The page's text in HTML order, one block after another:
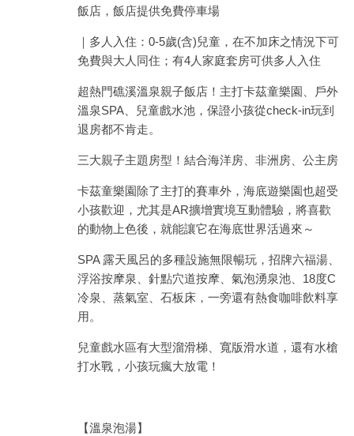
飯店，飯店提供免費停車場
｜多人入住：0-5歲(含)兒童，在不加床之情況下可
免費與大人同住；有4人家庭套房可供多人入住
超熱門礁溪溫泉親子飯店！主打卡茲童樂園、戶外
溫泉SPA、兒童戲水池，保證小孩從check-in玩到
退房都不肯走。
三大親子主題房型！結合海洋房、非洲房、公主房
卡茲童樂園除了主打的賽車外，海底遊樂園也超受
小孩歡迎，尤其是AR擴增實境互動體驗，將喜歡
的動物上色後，就能讓它在海底世界活過來～
SPA 露天風呂的多種設施無限暢玩，招牌六福湯、
浮浴按摩泉、針點穴道按摩、氣泡湧泉池、18度C
冷泉、蒸氣室、石板床，一旁還有熱食咖啡飲料享
用。
兒童戲水區有大型溜滑梯、寬版滑水道，還有水槍
打水戰，小孩玩瘋大放電！
【溫泉泡湯】